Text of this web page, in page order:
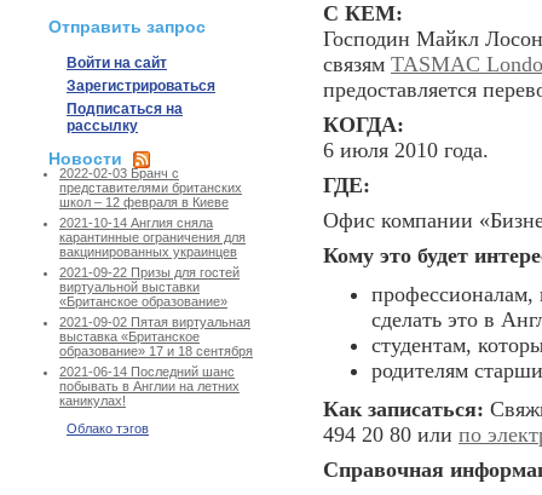
Отправить запрос
Войти на сайт
Зарегистрироваться
Подписаться на
рассылку
Новости
2022-02-03 Бранч с
представителями британских
школ – 12 февраля в Киеве
2021-10-14 Англия сняла
карантинные ограничения для
вакцинированных украинцев
2021-09-22 Призы для гостей
виртуальной выставки
«Британское образование»
2021-09-02 Пятая виртуальная
выставка «Британское
образование» 17 и 18 сентября
2021-06-14 Последний шанс
побывать в Англии на летних
каникулах!
Облако тэгов
С КЕМ:
Господин Майкл
связям TASMAC
предоставляется
КОГДА:
6 июля 2010 года.
ГДЕ:
Офис компании
Кому это будет
профессионалам,
сделать это в
студентам,
родителям
Как записаться:
494 20 80 или по
Справочная